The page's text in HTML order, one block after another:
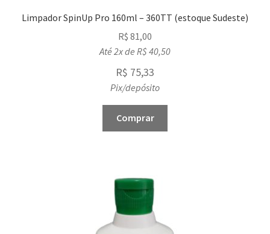
Limpador SpinUp Pro 160ml – 360TT (estoque Sudeste)
R$ 81,00
Até 2x de R$40,50
R$ 75,33
Pix/depósito
Comprar